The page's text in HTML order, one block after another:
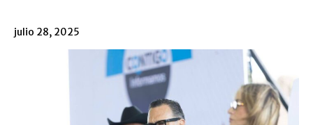
julio 28, 2025